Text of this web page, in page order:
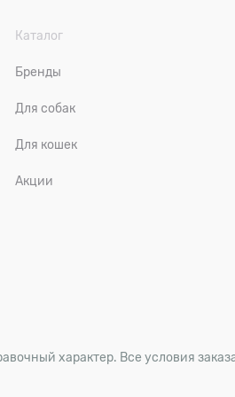
Каталог
Бренды
Для собак
Для кошек
Акции
характер. Все условия